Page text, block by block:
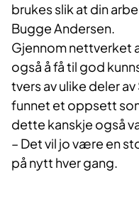
brukes slik at din
Bugge Andersen.
Gjennom nettverket
også å få til god
tvers av ulike deler
funnet et oppsett
dette kanskje også
– Det vil jo være en
på nytt hver gang.